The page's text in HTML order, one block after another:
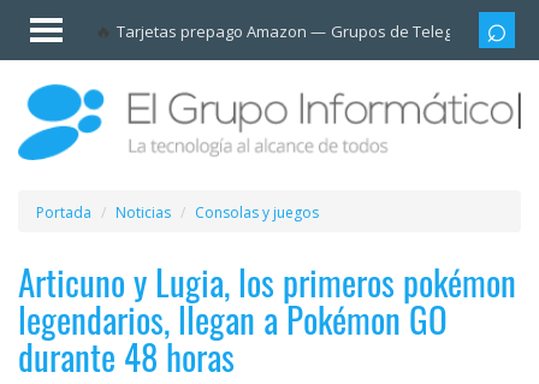
Tarjetas prepago Amazon Grupos de Telegram
Invitado
Iniciar
sesión /
Registrarse
Esenciales
Móviles
Ofertas
Apps
Portada Noticias Consolas y juegos
Articuno y Lugia, los primeros pokémon
legendarios, llegan a Pokémon GO
durante 48 horas